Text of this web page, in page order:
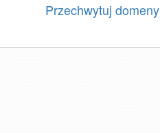
Przechwytuj domeny